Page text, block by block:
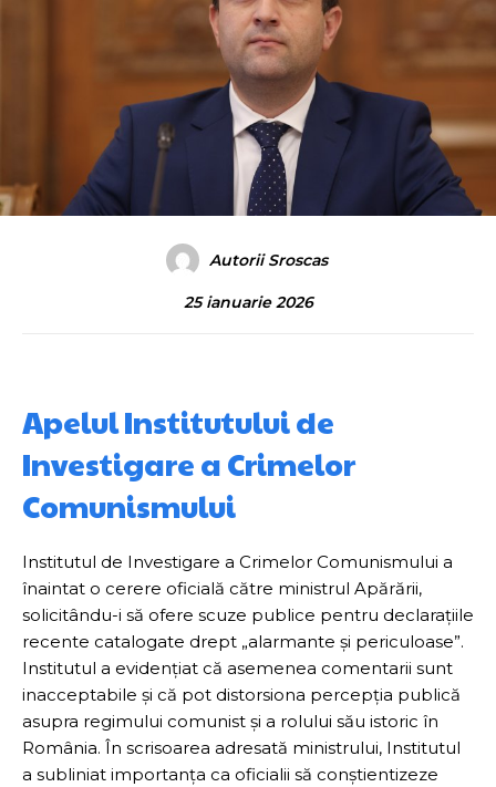
Autorii Sroscas
25 ianuarie 2026
Apelul Institutului de
Investigare a Crimelor
Comunismului
Institutul de Investigare a Crimelor Comunismului a
înaintat o cerere oficială către ministrul Apărării,
solicitându-i să ofere scuze publice pentru declarațiile
recente catalogate drept „alarmante și periculoase”.
Institutul a evidențiat că asemenea comentarii sunt
inacceptabile și că pot distorsiona percepția publică
asupra regimului comunist și a rolului său istoric în
România. În scrisoarea adresată ministrului, Institutul
a subliniat importanța ca oficialii să conștientizeze